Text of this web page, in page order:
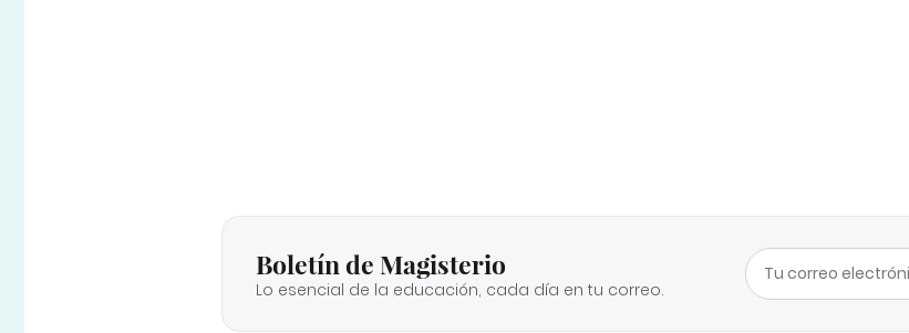
Boletín de Magisterio
Lo esencial de la educación, cada día en tu correo.